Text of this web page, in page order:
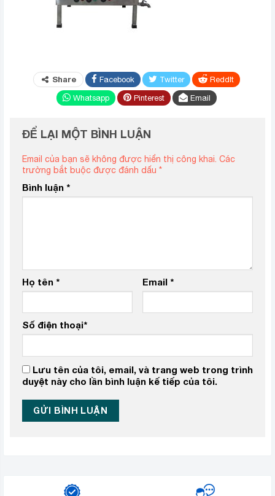
Share Facebook Twitter
ReddIt
Whatsapp
Pinterest Email
ĐỂ LẠI MỘT BÌNH LUẬN
Email của bạn sẽ không được hiển thị công khai. Các
trường bắt buộc được đánh dấu *
Bình luận *
Họ tên * Email *
Số điện thoại*
Lưu tên của tôi, email, và trang web trong trình
duyệt này cho lần bình luận kế tiếp của tôi.